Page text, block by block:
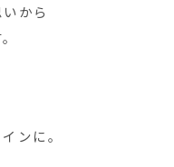
から
ンに。